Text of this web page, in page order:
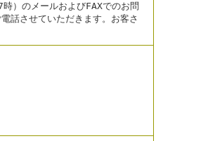
）のメールおよびFAXでのお問
話させていただきます。お客さ